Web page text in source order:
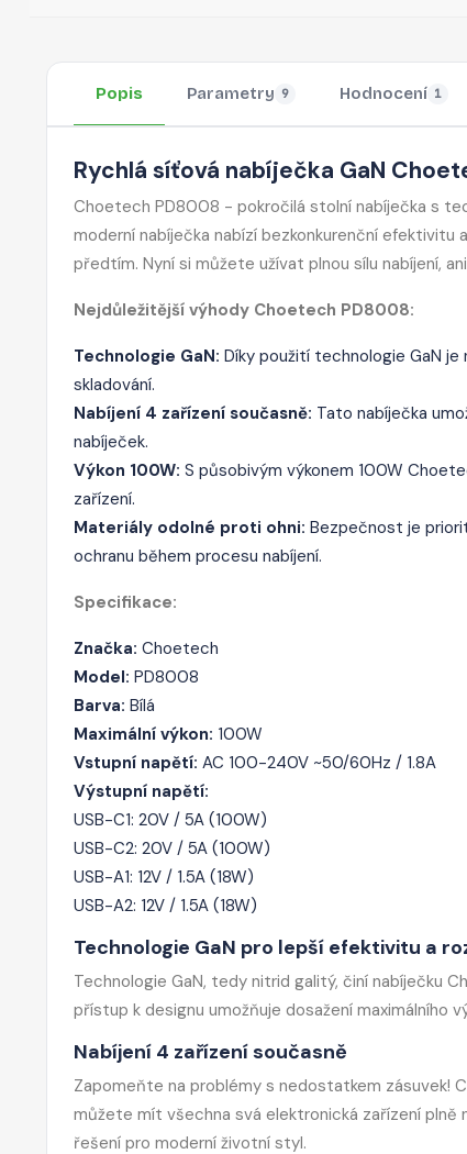
Popis Parametry 9 Hodnocení 1
Rychlá síťová nabíječka GaN
Choetech PD8008 - pokročilá stolní nabíječka s
moderní nabíječka nabízí bezkonkurenční efektivitu
předtím. Nyní si můžete užívat plnou sílu nabíjení,
Nejdůležitější výhody Choetech PD8008:
Technologie GaN: Díky použití technologie GaN je
skladování.
Nabíjení 4 zařízení současně: Tato nabíječka
nabíječek.
Výkon 100W: S působivým výkonem 100W
zařízení.
Materiály odolné proti ohni: Bezpečnost je
ochranu během procesu nabíjení.
Specifikace:
Značka: Choetech
Model: PD8008
Barva: Bílá
Maximální výkon: 100W
Vstupní napětí: AC 100-240V ~50/60Hz / 1.8A
Výstupní napětí:
USB-C1: 20V / 5A (100W)
USB-C2: 20V / 5A (100W)
USB-A1: 12V / 1.5A (18W)
USB-A2: 12V / 1.5A (18W)
Technologie GaN pro lepší efektivitu a
Technologie GaN, tedy nitrid galitý, činí nabíječku
přístup k designu umožňuje dosažení maximálního
Nabíjení 4 zařízení současně
Zapomeňte na problémy s nedostatkem zásuvek!
můžete mít všechna svá elektronická zařízení
řešení pro moderní životní styl.